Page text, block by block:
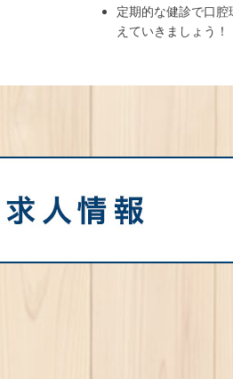
定期的な健診で口腔
えていきましょう！